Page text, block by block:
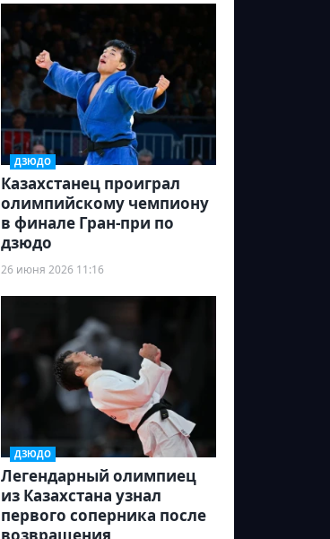
ДЗЮДО
Казахстанец проиграл
олимпийскому чемпиону
в финале Гран-при по
дзюдо
26 июня 2026 11:16
ДЗЮДО
Легендарный олимпиец
из Казахстана узнал
первого соперника после
возвращения